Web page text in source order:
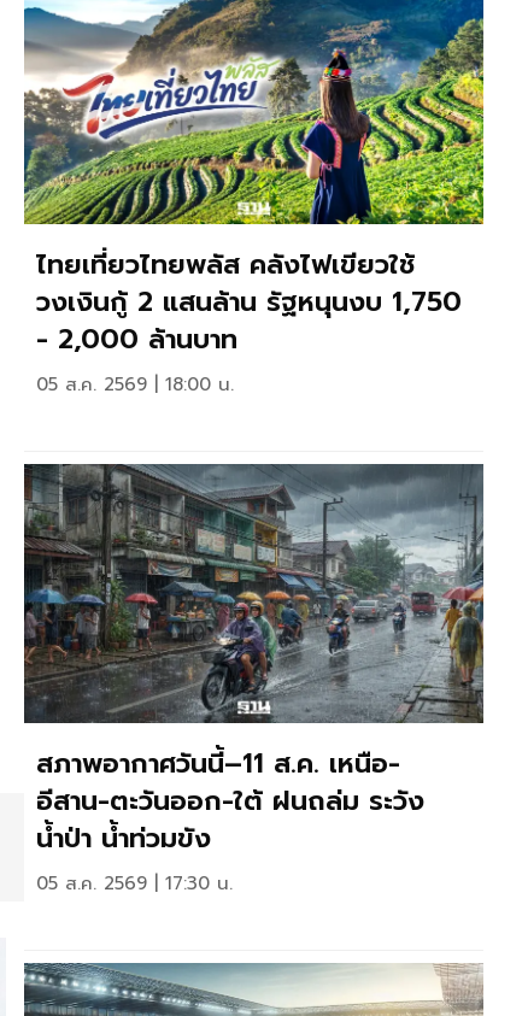
ไทยเที่ยวไทยพลัส คลังไฟเขียวใช้
วงเงินกู้ 2 แสนล้าน รัฐหนุนงบ 1,750
- 2,000 ล้านบาท
05 ส.ค. 2569 | 18:00 น.
สภาพอากาศวันนี้–11 ส.ค. เหนือ-
อีสาน-ตะวันออก-ใต้ ฝนถล่ม ระวัง
น้ำป่า น้ำท่วมขัง
05 ส.ค. 2569 | 17:30 น.